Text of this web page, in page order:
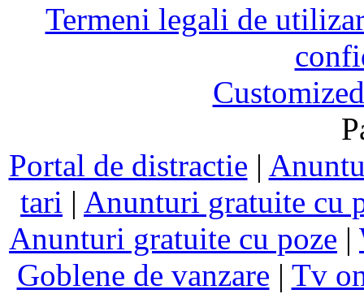
Termeni legali de
Portal de distractie |
tari | Anunturi gratuite cu
Anunturi gratuite cu poze |
Goblene de vanzare | Tv